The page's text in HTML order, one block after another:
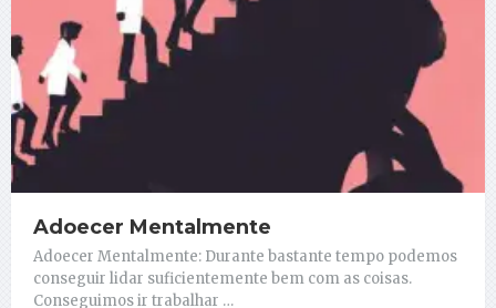
Adoecer Mentalmente
Adoecer Mentalmente: Durante bastante tempo podemos
conseguir lidar suficientemente bem com as coisas.
Conseguimos ir trabalhar …